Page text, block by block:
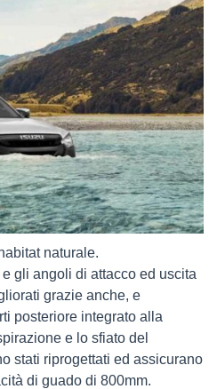
naturale.
gli angoli di attacco ed uscita
grazie anche, e
posteriore integrato alla
e lo sfiato del
stati riprogettati ed assicurano
di guado di 800mm.